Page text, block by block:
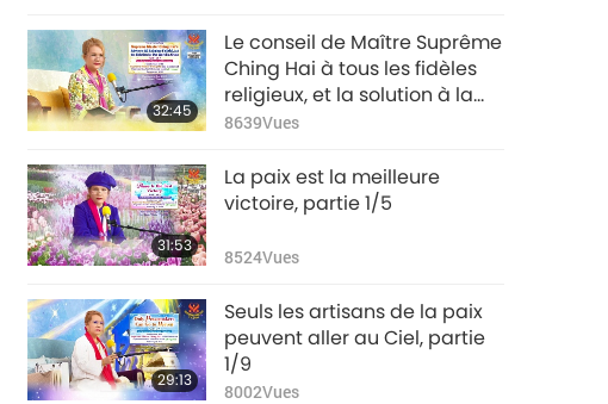
32:45
Le conseil de Maître Suprême
Ching Hai à tous les fidèles
religieux, et la solution à la
crise de notre monde, partie
8639Vues
31:53
La paix est la meilleure
victoire, partie 1/5
8524Vues
29:13
Seuls les artisans de la paix
peuvent aller au Ciel, partie
1/9
8002Vues